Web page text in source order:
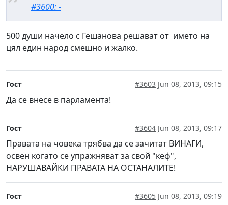
#3600: -
500 души начело с Гешанова решават от името на
цял един народ смешно и жалко.
Гост #3603 Jun 08, 2013, 09:15
Да се внесе в парламента!
Гост #3604 Jun 08, 2013, 09:17
Правата на човека трябва да се зачитат ВИНАГИ,
освен когато се упражняват за свой "кеф",
НАРУШАВАЙКИ ПРАВАТА НА ОСТАНАЛИТЕ!
Гост #3605 Jun 08, 2013, 09:19